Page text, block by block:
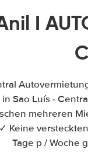
I
Sao Luís -
mehreren
Keine
Tage p / Woche